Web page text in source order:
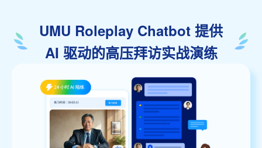
UMU Roleplay Chatbot 提供
AI 驱动的高压拜访实战演练